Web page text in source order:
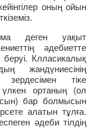
оның ойын
деген уақыт
әдебиетте
Клласикалық
жандүниесінің
тіке
ортаның (ол
бар болмысын
алатын тұлға.
әдеби тілдің